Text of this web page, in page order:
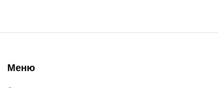
Меню